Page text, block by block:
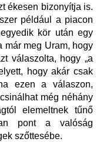
ékesen bizonyítja is.
például a piacon
kör után egy
már meg Uram, hogy
válaszolta, hogy „a
hogy akár csak
ezen a válaszon,
még néhány
elemeltnek tűnő
pont a valóság
szőttesébe.